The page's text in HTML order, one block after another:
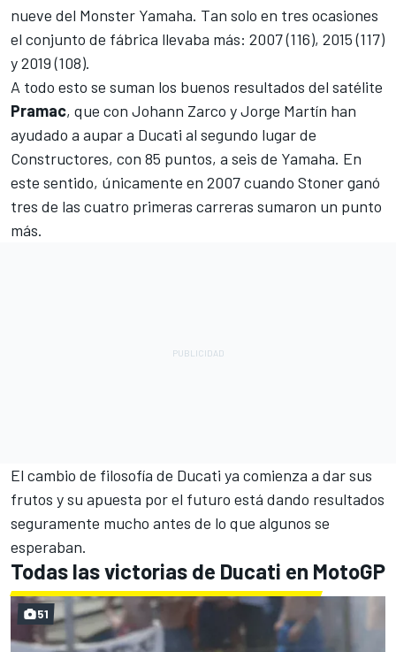
nueve del Monster Yamaha. Tan solo en tres ocasiones
el conjunto de fábrica llevaba más: 2007 (116), 2015 (117)
y 2019 (108).
A todo esto se suman los buenos resultados del satélite
Pramac, que con Johann Zarco y Jorge Martín han
ayudado a aupar a Ducati al segundo lugar de
Constructores, con 85 puntos, a seis de Yamaha. En
este sentido, únicamente en 2007 cuando Stoner ganó
tres de las cuatro primeras carreras sumaron un punto
más.
El cambio de filosofía de Ducati ya comienza a dar sus
frutos y su apuesta por el futuro está dando resultados
seguramente mucho antes de lo que algunos se
esperaban.
Todas las victorias de Ducati en MotoGP
51